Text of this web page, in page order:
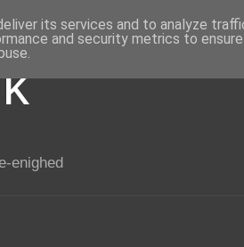
enighed
its services and to analyze
and security metrics to